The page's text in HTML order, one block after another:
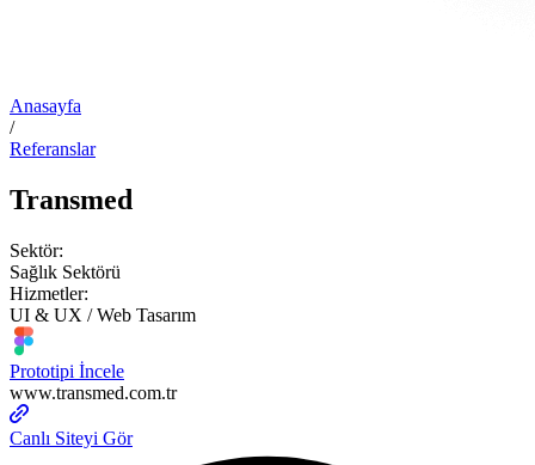
Anasayfa
/
Referanslar
Transmed
Sektör:
Sağlık Sektörü
Hizmetler:
UI & UX / Web Tasarım
Prototipi İncele
www.transmed.com.tr
Canlı Siteyi Gör